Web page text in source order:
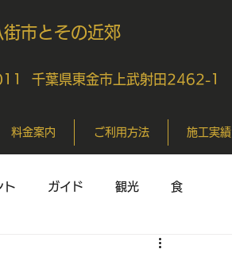
市とその近郊
千葉県東金市上武射田2462-1
料金案内 ご利用方法 施工実績
ト ガイド 観光 食